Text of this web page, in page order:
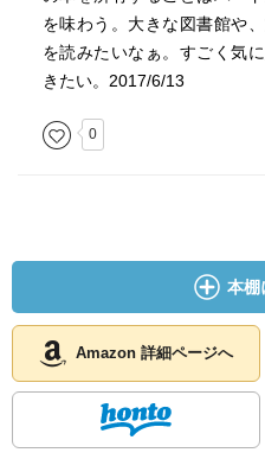
を味わう。大きな図書館や
を読みたいなぁ。すごく気
きたい。2017/6/13
0
本棚
Amazon 詳細ページへ